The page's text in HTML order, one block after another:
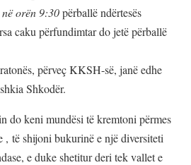
orën 9:30përballë ndërtesës
caku përfundimtar do jetë përballë
përveç KKSH-së, janë edhe
Shkodër.
do keni mundësi të kremtoni përmes
, të shijoni bukurinë e një diversiteti
e duke shetitur deri tek vallet e